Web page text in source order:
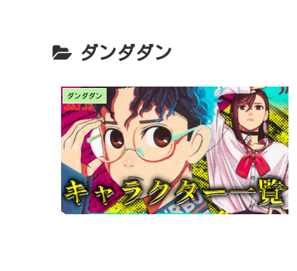
ダンダダン
ダンダダン